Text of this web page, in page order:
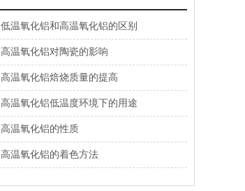
低温氧化铝和高温氧化铝的区别
高温氧化铝对陶瓷的影响
高温氧化铝焙烧质量的提高
高温氧化铝低温度环境下的用途
高温氧化铝的性质
高温氧化铝的着色方法